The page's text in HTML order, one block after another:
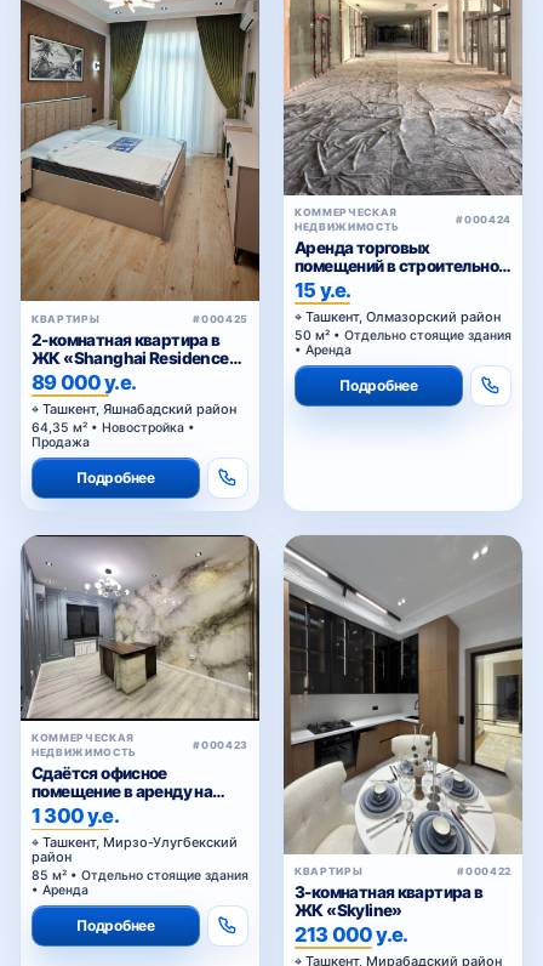
2-комнатная квартира в
ЖК «Shanghai Residence
(China House)»
89 000 у.е.
Ташкент, Яшнабадский район
64,35 м² • Новостройка •
Продажа
Подробнее
КОММЕРЧЕСКАЯ
#000424
Аренда торговых
помещений в строительном
торговом центре у Жомий
базара в Ташкенте
15 у.е.
Ташкент, Олмазорский район
50 м² • Отдельно стоящие здания
• Аренда
Подробнее
КОММЕРЧЕСКАЯ
#000423
Сдаётся офисное
помещение в аренду на
Паркенском
1 300 у.е.
Ташкент, Мирзо-Улугбекский
район
85 м² • Отдельно стоящие здания
• Аренда
Подробнее
КВАРТИРЫ #000422
3-комнатная квартира в
ЖК «Skyline»
213 000 у.е.
Ташкент, Мирабадский район
76 м² • Новостройка • Продажа